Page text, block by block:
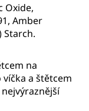
Oxide,
Amber
Starch.
na
víčka a štětcem
nejvýraznější